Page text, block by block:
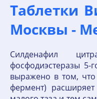
Таблетки
Москвы -
Силденафил
фосфодиэстеразы 5-
выражено в том,
фермент)